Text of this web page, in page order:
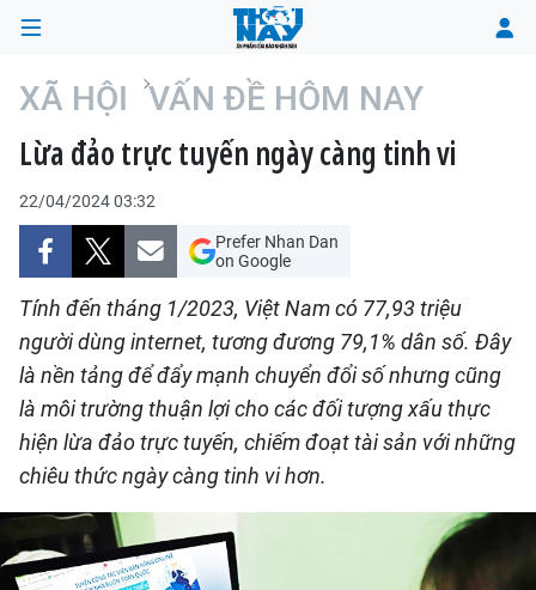
TRANG CHỦ
THỜI SỰ
CHÍNH TRỊ
XÃ HỘI
ĐÔ THỊ
VĂN HÓA - VĂN NGHỆ
QUỐC TẾ
XÃ HỘI VẤN ĐỀ HÔM NAY
Lừa đảo trực tuyến ngày càng tinh vi
22/04/2024 03:32
Prefer Nhan Dan
on Google
Tính đến tháng 1/2023, Việt Nam có 77,93 triệu
người dùng internet, tương đương 79,1% dân số. Đây
là nền tảng để đẩy mạnh chuyển đổi số nhưng cũng
là môi trường thuận lợi cho các đối tượng xấu thực
hiện lừa đảo trực tuyến, chiếm đoạt tài sản với những
chiêu thức ngày càng tinh vi hơn.